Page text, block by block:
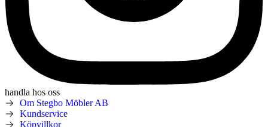
handla hos oss
Om Stegbo Möbler AB
Kundservice
Köpvillkor